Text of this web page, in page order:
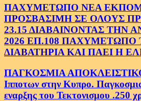
ΠΑΧΥΜΕΤΩΠΟ ΝΕΑ
ΠΡΟΣΒΑΣΙΜΗ ΣΕ ΟΛΟΥΣ
23.15 ΔΙΑΒΑΙΝΟΝΤΑΣ ΤΗΝ
2026 ΕΠ.108 ΠΑΧΥΜΕΤΩΠΟ
ΔΙΑΒΑΤΗΡΙΑ ΚΑΙ ΠΑΕΙ Η
ΠΑΓΚΟΣΜΙΑ
Ιπποτων στην Κυπρο.
εναρξης του Τεκτονισμου .250